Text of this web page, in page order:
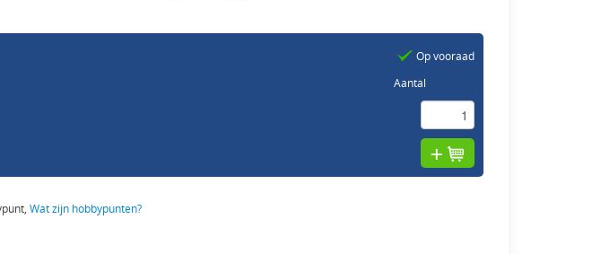
Op vooraad
Aantal
Wat zijn hobbypunten?